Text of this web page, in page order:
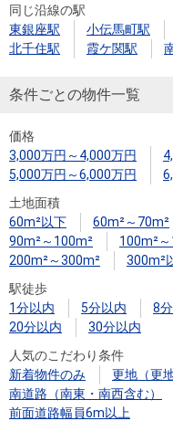
購入向け
サービス
暮らしの
税金の本
（電子ブ
ック）
住まいと
暮らしの
税金の本
同じ沿線の駅
東銀座駅
小伝馬町駅
北千住駅
霞ケ関駅
条件ごとの物件一覧
価格
3,000万円～4,000万円
5,000万円～6,000万円
土地面積
60m²以下
60m²～70m²
90m²～100m²
100m²
200m²～300m²
300m²
駅徒歩
1分以内
5分以内 8
20分以内
30分以内
人気のこだわり条件
新着物件のみ
更地（更
南道路（南東・南西含む）
前面道路幅員6m以上